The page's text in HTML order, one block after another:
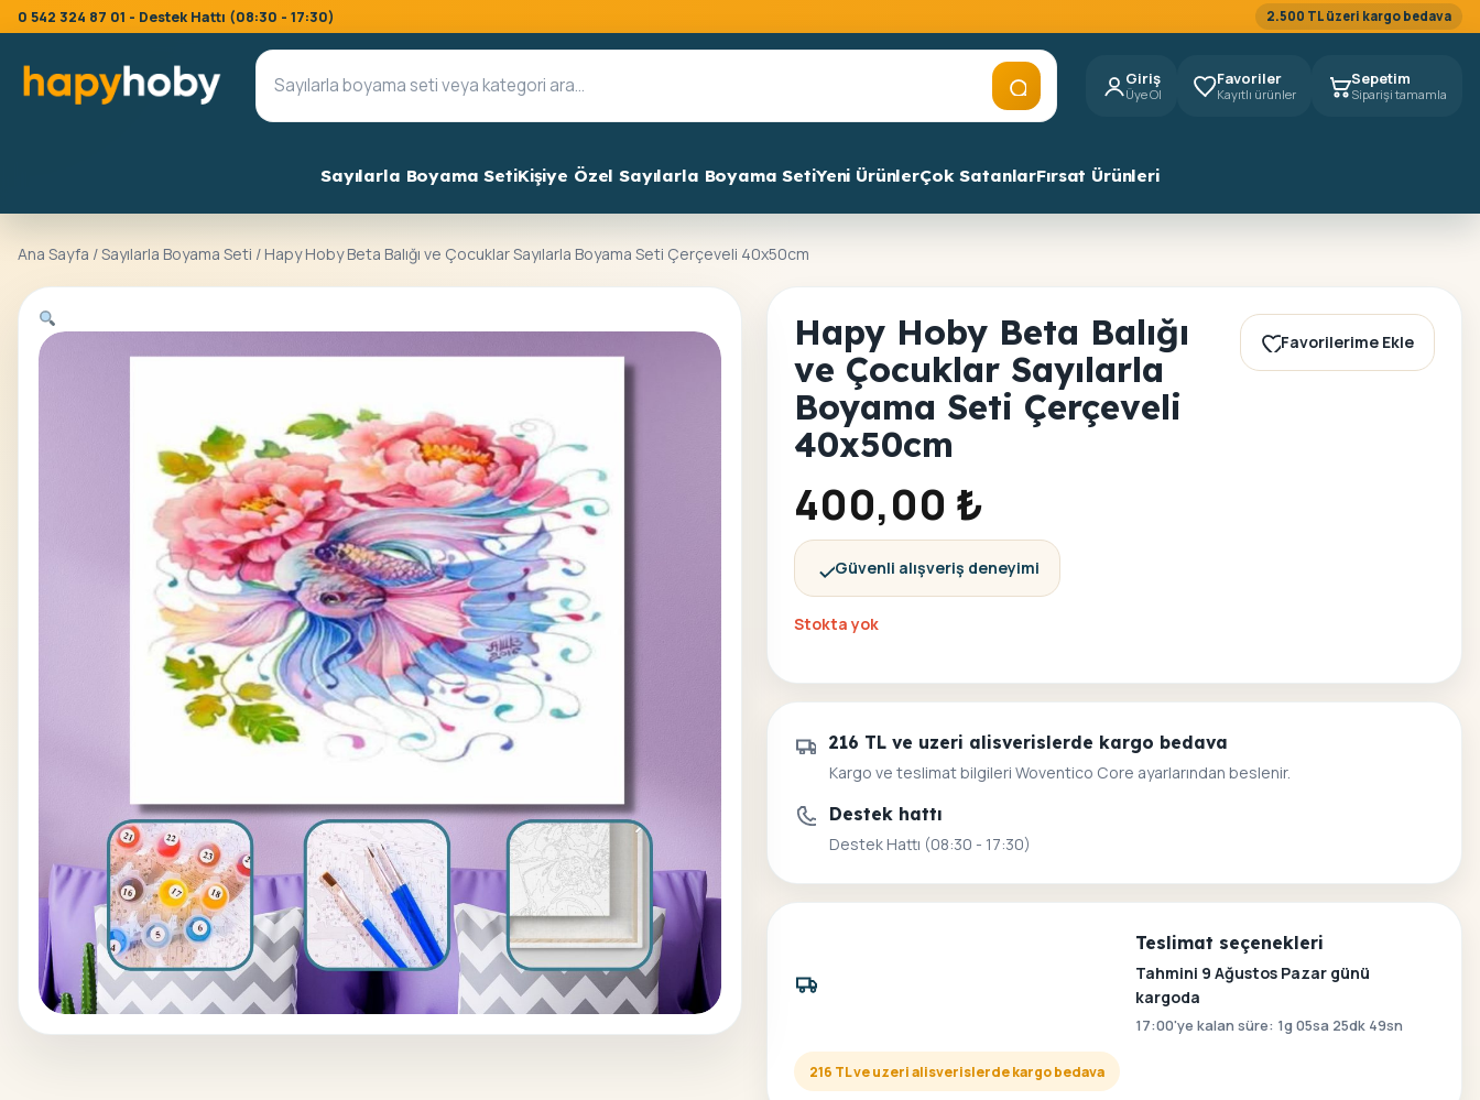
0 542 324 87 01 - Destek Hattı (08:30 - 17:30) 2.500 TL üzeri kargo bedava
Giriş
Üye Ol
Favoriler
Kayıtlı ürünler
Sepetim
Siparişi tamamla
Sayılarla Boyama SetiKişiye Özel Sayılarla Boyama SetiYeni ÜrünlerÇok SatanlarFırsat Ürünleri
Ana Sayfa /Sayılarla Boyama Seti / Hapy Hoby Beta Balığı ve Çocuklar Sayılarla Boyama Seti Çerçeveli 40x50cm
Hapy Hoby Beta Balığı
ve Çocuklar Sayılarla
Boyama Seti Çerçeveli
40x50cm
Favorilerime Ekle
400,00 ₺
Güvenli alışveriş deneyimi
Stokta yok
216 TL ve uzeri alisverislerde kargo bedava
Kargo ve teslimat bilgileri Woventico Core ayarlarından beslenir.
Destek hattı
Destek Hattı (08:30 - 17:30)
Teslimat seçenekleri
Tahmini 9 Ağustos Pazar günü
kargoda
17:00'ye kalan süre: 1g 05sa 25dk 48sn
216 TL ve uzeri alisverislerde kargo bedava